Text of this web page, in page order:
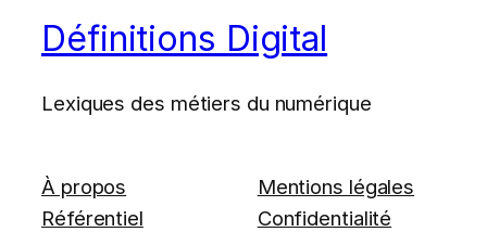
Définitions Digital
Lexiques des métiers du numérique
À propos
Référentiel
Mentions légales
Confidentialité